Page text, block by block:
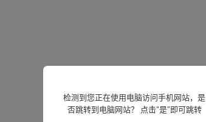
检测到您正在使用电脑访问手机网站，是
否跳转到电脑网站？ 点击“是”即可跳转